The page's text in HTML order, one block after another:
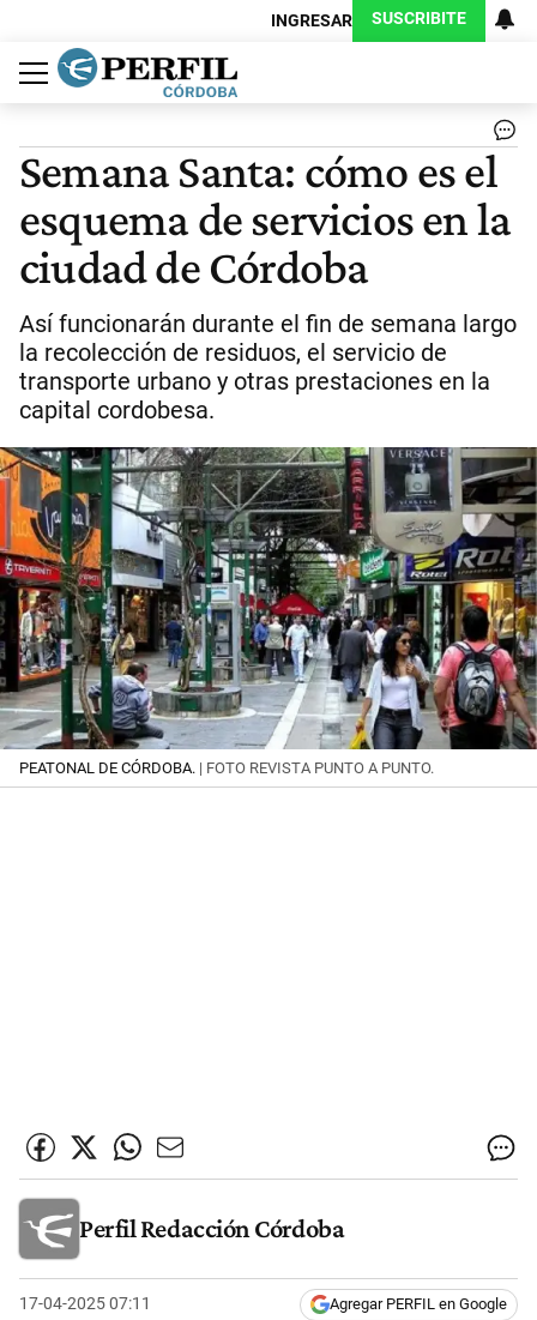
INGRESAR SUSCRIBITE
Política
Economía
Judiciales
Sociedad
Cultura
Espectáculos
Deportes
Protagonistas
Semana Santa: cómo es el
esquema de servicios en la
ciudad de Córdoba
Así funcionarán durante el fin de semana largo
la recolección de residuos, el servicio de
transporte urbano y otras prestaciones en la
capital cordobesa.
PEATONAL DE CÓRDOBA. | FOTO REVISTA PUNTO A PUNTO.
Perfil Redacción Córdoba
17-04-2025 07:11 Agregar PERFIL en Google